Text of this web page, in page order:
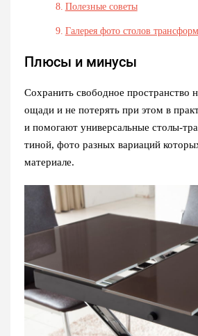
Полезные советы
Галерея фото столов
Плюсы и минусы
Сохранить свободное пространство
ощади и не потерять при этом в
и помогают универсальные столы-
тиной, фото разных вариаций
материале.